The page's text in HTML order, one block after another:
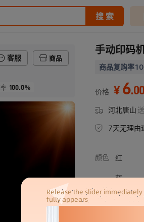
客服 商品
100.0%
手动印码
商品复购率
价格 ¥ 6.00
河北唐山
7天无理由
颜色 红
蓝
白